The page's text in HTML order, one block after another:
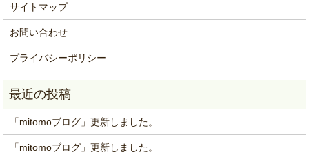
サイトマップ
お問い合わせ
プライバシーポリシー
「mitomoブログ」更新しました。
「mitomoブログ」更新しました。